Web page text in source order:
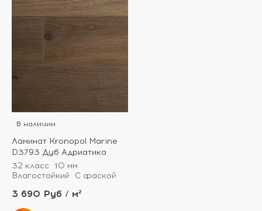
В наличии
Ламинат Kronopol Marine
D3793 Дуб Адриатика
32 класс
10 мм
Влагостойкий
С фаской
3 690 Руб / м²